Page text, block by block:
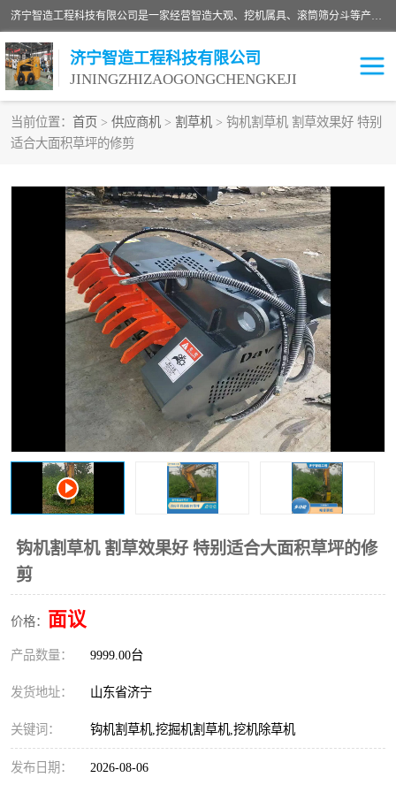
济宁智造工程科技有限公司是一家经营智造大观、挖机属具、滚筒筛分斗等产品的滑移装载机厂家。济宁智造工程科技有限公司奉行以质量赢得用户，诚信为本，互利共赢的宗旨，依靠雄厚的技术力量，科学的管理制度，先进的加工检测设备，始终坚持以客户为中心，免费咨询！
济宁智造工程科技有限公司
JININGZHIZAOGONGCHENGKEJI
当前位置： 首页 > 供应商机 > 割草机 > 钩机割草机 割草效果好 特别
适合大面积草坪的修剪
钩机割草机 割草效果好 特别适合大面积草坪的修
剪
价格： 面议
产品数量： 9999.00台
发货地址： 山东省济宁
关键词： 钩机割草机,挖掘机割草机,挖机除草机
发布日期： 2026-08-06
振动夯
铣挖机 移动破碎机
滚筒筛分斗 粉碎钳
液压剪 土壤修复
铣刨机 开沟机
伐木机 破碎机
打桩机 压路机
枕木机 滑移装载机
清扫器 割草机
挖树机 拓荒机
滚筒筛
挖掘机破碎斗